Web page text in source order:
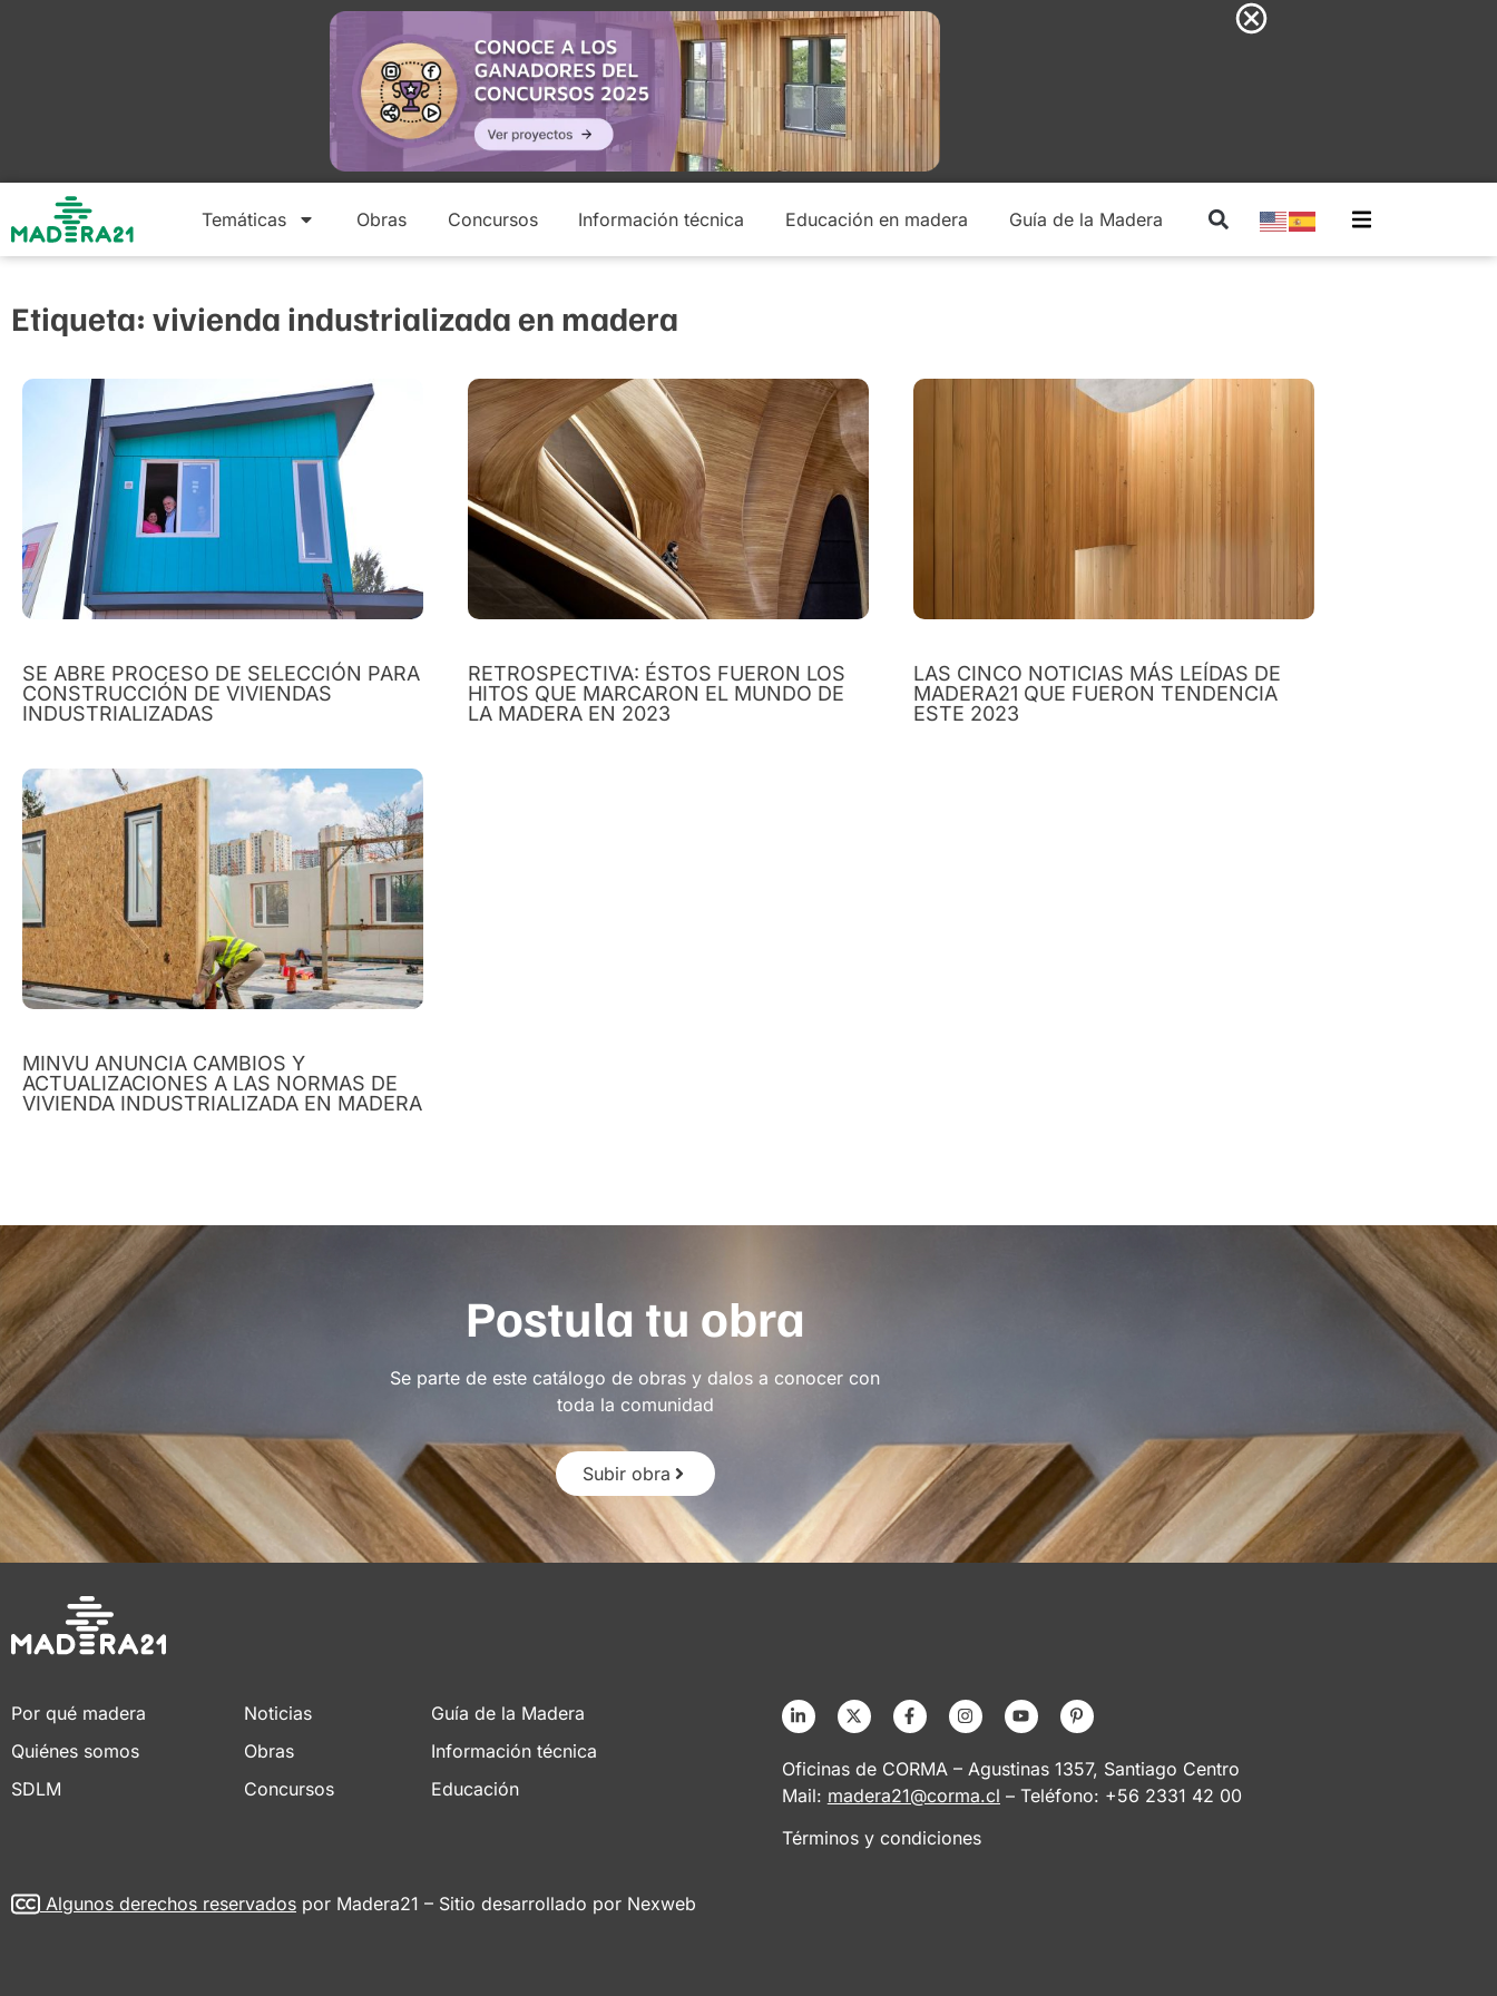
Temáticas Obras Concursos Información técnica Educación en madera Guía de la Madera
Etiqueta: vivienda industrializada en madera
SE ABRE PROCESO DE SELECCIÓN PARA
CONSTRUCCIÓN DE VIVIENDAS
INDUSTRIALIZADAS
RETROSPECTIVA: ÉSTOS FUERON LOS
HITOS QUE MARCARON EL MUNDO DE
LA MADERA EN 2023
LAS CINCO NOTICIAS MÁS LEÍDAS DE
MADERA21 QUE FUERON TENDENCIA
ESTE 2023
MINVU ANUNCIA CAMBIOS Y
ACTUALIZACIONES A LAS NORMAS DE
VIVIENDA INDUSTRIALIZADA EN MADERA
Postula tu obra
Se parte de este catálogo de obras y dalos a conocer con
toda la comunidad
Subir obra
Por qué madera
Quiénes somos
SDLM
Noticias
Obras
Concursos
Guía de la Madera
Información técnica
Educación
Oficinas de CORMA – Agustinas 1357, Santiago Centro
Mail: madera21@corma.cl – Teléfono: +56 2331 42 00
Términos y condiciones
Algunos derechos reservados por Madera21 – Sitio desarrollado por Nexweb